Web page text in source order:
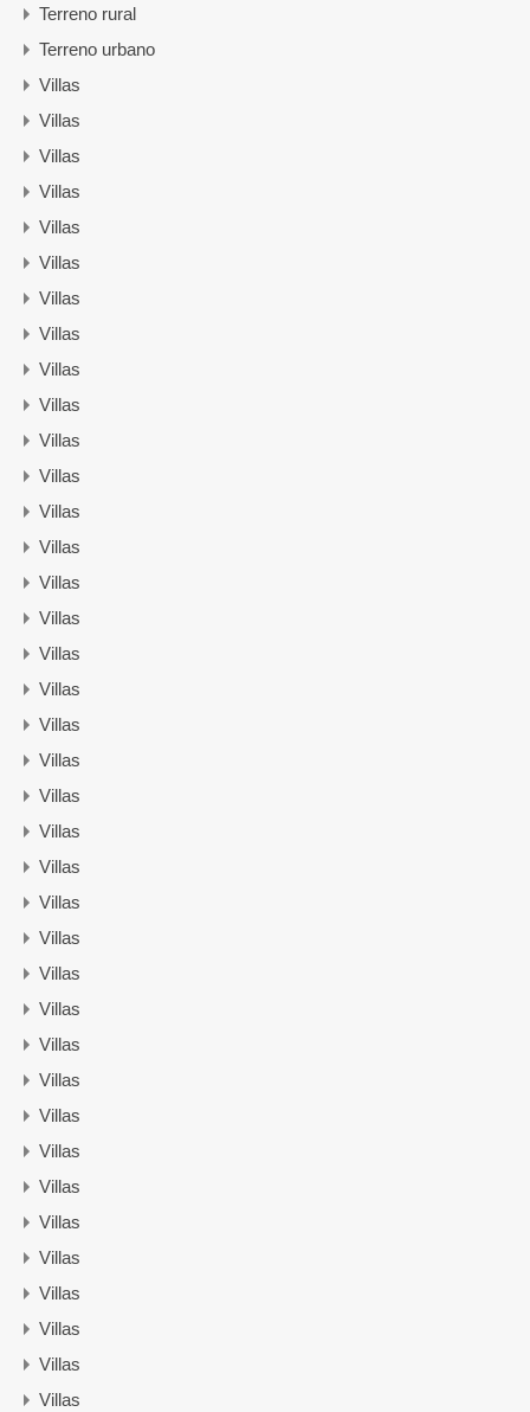
Terreno rural
Terreno urbano
Villas
Villas
Villas
Villas
Villas
Villas
Villas
Villas
Villas
Villas
Villas
Villas
Villas
Villas
Villas
Villas
Villas
Villas
Villas
Villas
Villas
Villas
Villas
Villas
Villas
Villas
Villas
Villas
Villas
Villas
Villas
Villas
Villas
Villas
Villas
Villas
Villas
Villas